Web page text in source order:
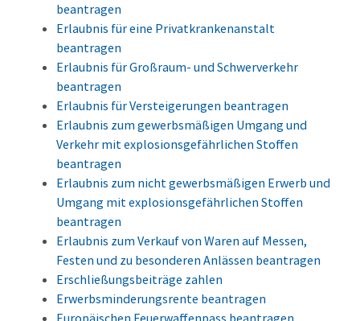
beantragen
Erlaubnis für eine Privatkrankenanstalt
beantragen
Erlaubnis für Großraum- und Schwerverkehr
beantragen
Erlaubnis für Versteigerungen beantragen
Erlaubnis zum gewerbsmäßigen Umgang und
Verkehr mit explosionsgefährlichen Stoffen
beantragen
Erlaubnis zum nicht gewerbsmäßigen Erwerb und
Umgang mit explosionsgefährlichen Stoffen
beantragen
Erlaubnis zum Verkauf von Waren auf Messen,
Festen und zu besonderen Anlässen beantragen
Erschließungsbeiträge zahlen
Erwerbsminderungsrente beantragen